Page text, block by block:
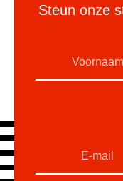
Steun onze